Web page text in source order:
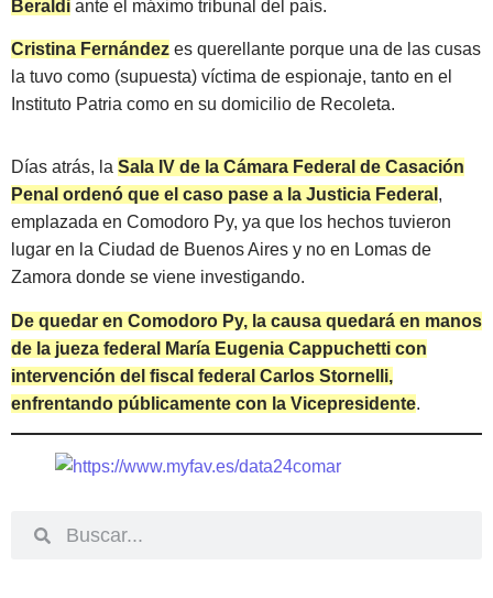
Beraldi ante el máximo tribunal del país.
Cristina Fernández es querellante porque una de las cusas
la tuvo como (supuesta) víctima de espionaje, tanto en el
Instituto Patria como en su domicilio de Recoleta.
Días atrás, la Sala IV de la Cámara Federal de Casación
Penal ordenó que el caso pase a la Justicia Federal ,
emplazada en Comodoro Py, ya que los hechos tuvieron
lugar en la Ciudad de Buenos Aires y no en Lomas de
Zamora donde se viene investigando.
De quedar en Comodoro Py, la causa quedará en manos
de la jueza federal María Eugenia Cappuchetti con
intervención del fiscal federal Carlos Stornelli,
enfrentando públicamente con la Vicepresidente.